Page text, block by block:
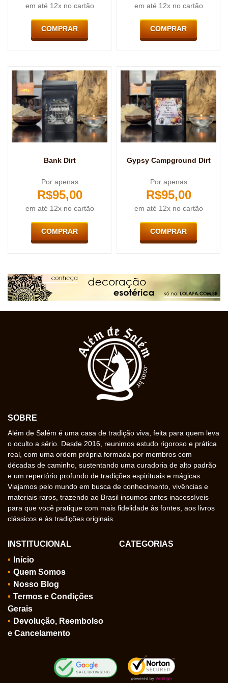
em até 12x no cartão
COMPRAR
em até 12x no cartão
COMPRAR
Bank Dirt
Por apenas
R$95,00
em até 12x no cartão
COMPRAR
Gypsy Campground Dirt
Por apenas
R$95,00
em até 12x no cartão
COMPRAR
SOBRE
Além de Salém é uma casa de tradição viva, feita para quem leva
o oculto a sério. Desde 2016, reunimos estudo rigoroso e prática
real, com uma ordem própria formada por membros com
décadas de caminho, sustentando uma curadoria de alto padrão
e um repertório profundo de tradições espirituais e mágicas.
Viajamos pelo mundo em busca de conhecimento, vivências e
materiais raros, trazendo ao Brasil insumos antes inacessíveis
para que você pratique com mais fidelidade às fontes, aos livros
clássicos e às tradições originais.
INSTITUCIONAL
Início
Quem Somos
Nosso Blog
Termos e Condições
Gerais
Devolução, Reembolso
e Cancelamento
CATEGORIAS